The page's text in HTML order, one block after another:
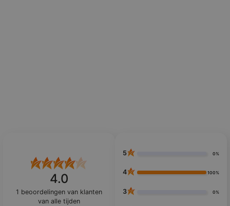
4.0
1 beoordelingen van klanten
van alle tijden
5 0%
4 100%
3 0%